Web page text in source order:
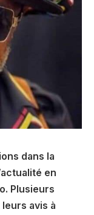
dans la
en
Plusieurs
avis à